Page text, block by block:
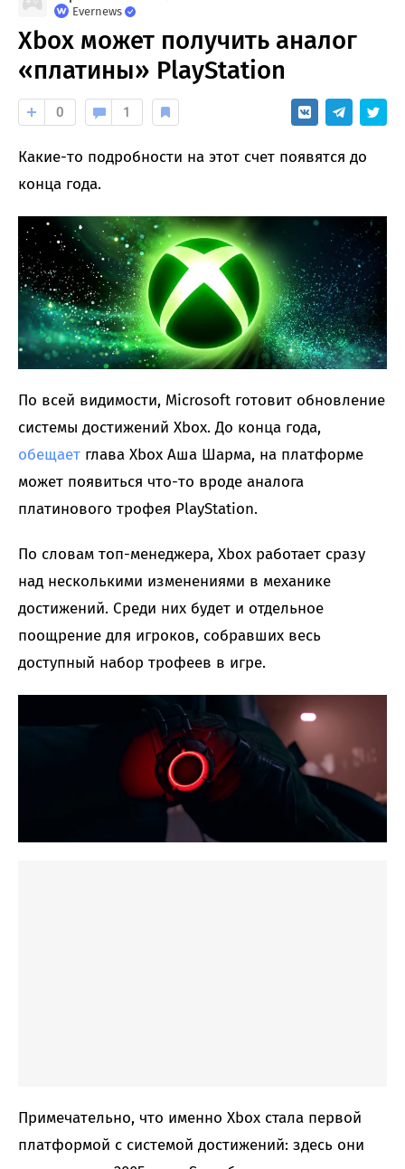
Evernews
Xbox может получить аналог
«платины» PlayStation
0 1
Какие-то подробности на этот счет появятся до
конца года.
По всей видимости, Microsoft готовит обновление
системы достижений Xbox. До конца года,
обещает глава Xbox Аша Шарма, на платформе
может появиться что-то вроде аналога
платинового трофея PlayStation.
По словам топ-менеджера, Xbox работает сразу
над несколькими изменениями в механике
достижений. Среди них будет и отдельное
поощрение для игроков, собравших весь
доступный набор трофеев в игре.
Примечательно, что именно Xbox стала первой
платформой с системой достижений: здесь они